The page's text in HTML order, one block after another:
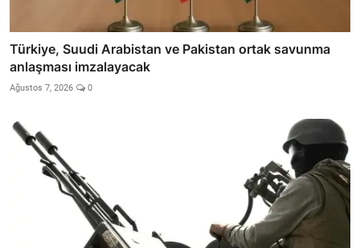
Türkiye, Suudi Arabistan ve Pakistan ortak savunma
anlaşması imzalayacak
Ağustos 7, 2026 0